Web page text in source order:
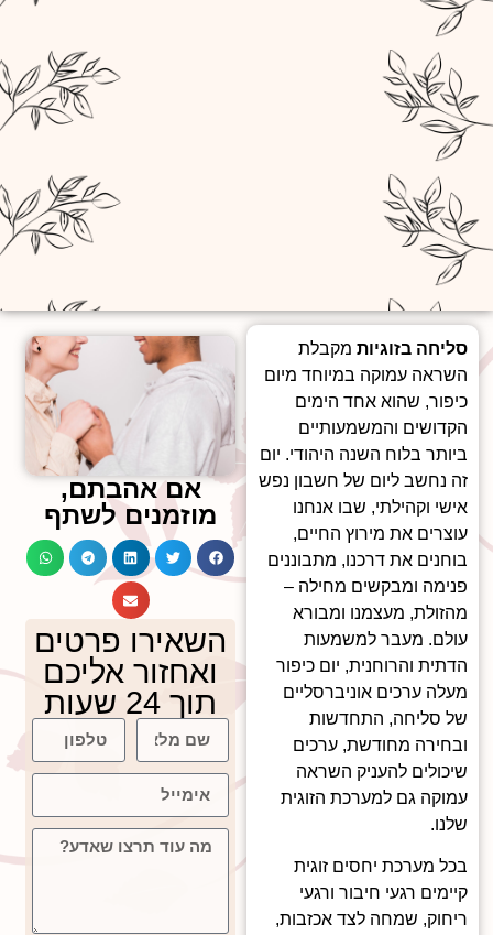
סליחה בזוגיות מקבלת
השראה עמוקה במיוחד מיום
כיפור, שהוא אחד הימים
הקדושים והמשמעותיים
ביותר בלוח השנה היהודי. יום
זה נחשב ליום של חשבון נפש
אישי וקהילתי, שבו אנחנו
עוצרים את מירוץ החיים,
בוחנים את דרכנו, מתבוננים
פנימה ומבקשים מחילה –
מהזולת, מעצמנו ומבורא
עולם. מעבר למשמעות
הדתית והרוחנית, יום כיפור
מעלה ערכים אוניברסליים
של סליחה, התחדשות
ובחירה מחודשת, ערכים
שיכולים להעניק השראה
עמוקה גם למערכת הזוגית
שלנו.
בכל מערכת יחסים זוגית
קיימים רגעי חיבור ורגעי
ריחוק, שמחה לצד אכזבות,
אם אהבתם,
מוזמנים לשתף
השאירו פרטים
ואחזור אליכם
תוך 24 שעות